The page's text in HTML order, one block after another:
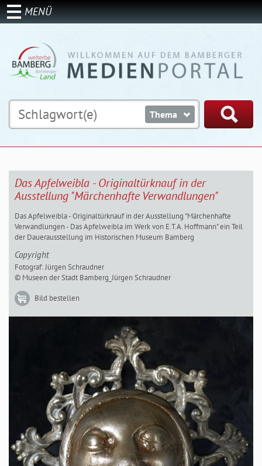
Thema
MENÜ
Das Apfelweibla - Originaltürknauf in der
Ausstellung "Märchenhafte Verwandlungen"
Das Apfelweibla - Originaltürknauf in der Ausstellung "Märchenhafte
Verwandlungen - Das Apfelweibla im Werk von E.T.A. Hoffmann" ein Teil
der Dauerausstellung im Historischen Museum Bamberg
Copyright
Fotograf: Jürgen Schraudner
© Museen der Stadt Bamberg_Jürgen Schraudner
Bild bestellen